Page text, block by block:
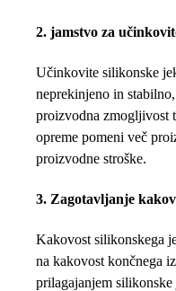
2. jamstvo za
Učinkovite silikonske
neprekinjeno in
proizvodna zmogljivost
opreme pomeni več
proizvodne stroške.
3. Zagotavljanje
Kakovost silikonskega
na kakovost končnega
prilagajanjem